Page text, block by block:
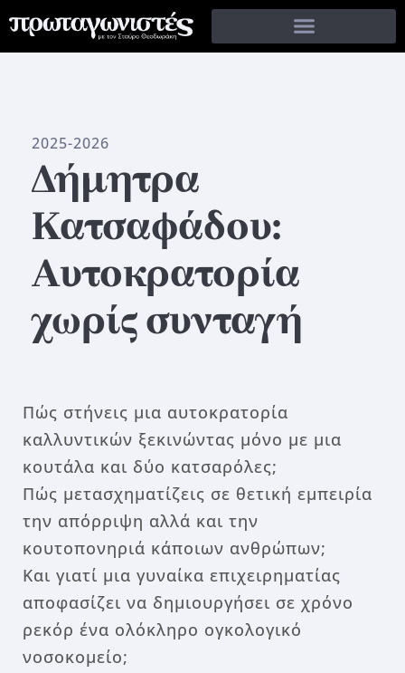
2025-2026
Δήμητρα
Κατσαφάδου:
Αυτοκρατορία
χωρίς συνταγή
Πώς στήνεις μια αυτοκρατορία
καλλυντικών ξεκινώντας μόνο με μια
κουτάλα και δύο κατσαρόλες;
Πώς μετασχηματίζεις σε θετική εμπειρία
την απόρριψη αλλά και την
κουτοπονηριά κάποιων ανθρώπων;
Και γιατί μια γυναίκα επιχειρηματίας
αποφασίζει να δημιουργήσει σε χρόνο
ρεκόρ ένα ολόκληρο ογκολογικό
νοσοκομείο;